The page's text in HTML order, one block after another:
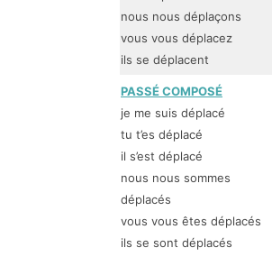
nous nous déplaçons
vous vous déplacez
ils se déplacent
PASSÉ COMPOSÉ
je me suis déplacé
tu t’es déplacé
il s’est déplacé
nous nous sommes
déplacés
vous vous êtes déplacés
ils se sont déplacés